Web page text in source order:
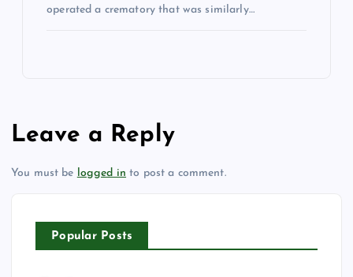
operated a crematory that was similarly…
Leave a Reply
You must be logged in to post a comment.
Popular Posts